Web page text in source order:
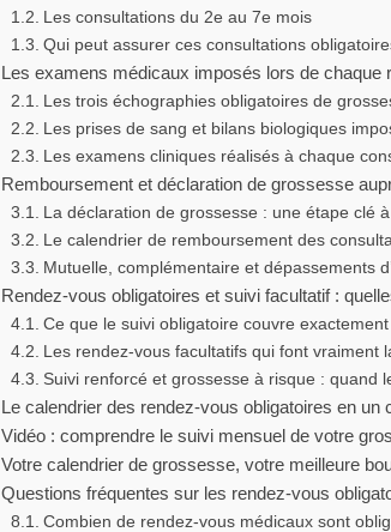
Les consultations du 2e au 7e mois
Qui peut assurer ces consultations
Les examens médicaux imposés lors de chaque
Les trois échographies obligatoires de
Les prises de sang et bilans biologiques
Les examens cliniques réalisés à chaque
Remboursement et déclaration de grossesse
La déclaration de grossesse : une étape clé
Le calendrier de remboursement des
Mutuelle, complémentaire et dépassements
Rendez-vous obligatoires et suivi facultatif :
Ce que le suivi obligatoire couvre exactement
Les rendez-vous facultatifs qui font vraiment
Suivi renforcé et grossesse à risque : quand
Le calendrier des rendez-vous obligatoires en un
Vidéo : comprendre le suivi mensuel de votre
Votre calendrier de grossesse, votre meilleure
Questions fréquentes sur les rendez-vous
Combien de rendez-vous médicaux sont